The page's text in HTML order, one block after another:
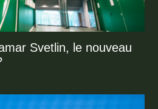
Svetlin, le nouveau